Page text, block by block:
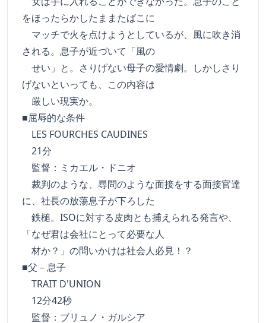
をほったらかしたままたばこに
マッチで火を点けようとしているが、風に吹き消
される。息子が近づいて「風の
せい」と。さりげない母子の愛情劇。しかしさり
げないといっても、この内容は
厳しい現実か。
■屈辱的な条件
LES FOURCHES CAUDINES
21分
監督：ミカエル・ドニオ
裁判のような、尋問のような面接をする面接官達
に、社長の放蕩息子が下ろした
鉄槌。ISOに対する皮肉とも捕えられる発言や、
「なぜ君は会社にとって必要な人
材か？」の問いかけは社会人必見！？
■父－息子
TRAIT D'UNION
12分42秒
監督：ブリュノ・ガルシア